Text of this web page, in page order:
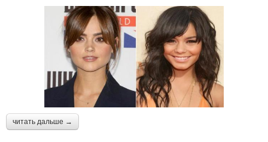
читать дальше →